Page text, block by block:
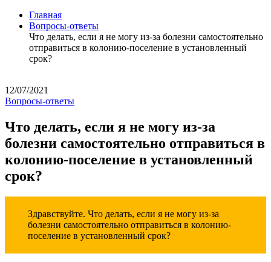
Главная
Вопросы-ответы
Что делать, если я не могу из-за болезни самостоятельно
отправиться в колонию-поселение в установленный
срок?
12/07/2021
Вопросы-ответы
Что делать, если я не могу из-за
болезни самостоятельно отправиться в
колонию-поселение в установленный
срок?
Здравствуйте. Что делать, если я не могу из-за
болезни самостоятельно отправиться в колонию-
поселение в установленный срок?